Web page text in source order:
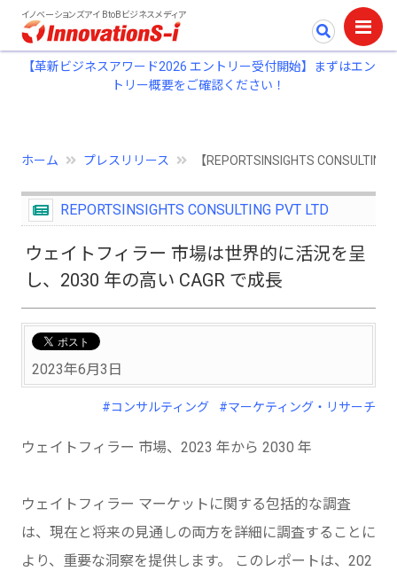
イノベーションズアイ BtoBビジネスメディア
【革新ビジネスアワード2026 エントリー受付開始】まずはエン
トリー概要をご確認ください！
ホーム プレスリリース 【REPORTSINSIGHTS
REPORTSINSIGHTS CONSULTING PVT LTD
ウェイトフィラー 市場は世界的に活況を呈
し、2030 年の高い CAGR で成長
2023年6月3日
#コンサルティング #マーケティング・リサーチ
ウェイトフィラー 市場、2023 年から 2030 年
ウェイトフィラー マーケットに関する包括的な調査
は、現在と将来の見通しの両方を詳細に調査することに
より、重要な洞察を提供します。 このレポートは、202